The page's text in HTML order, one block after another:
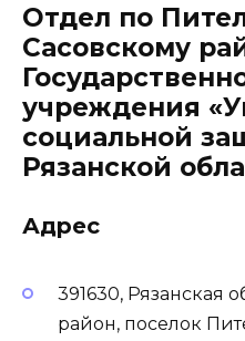
Отдел по
Сасовскому
учреждения
социальной
Рязанской
Адрес
391630, Рязанская
район, поселок